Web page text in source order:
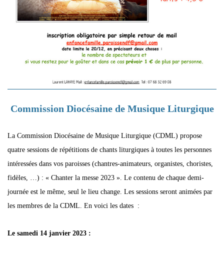
Commission Diocésaine de Musique Liturgique
La Commission Diocésaine de Musique Liturgique (CDML) propose
quatre sessions de répétitions de chants liturgiques à toutes les personnes
intéressées dans vos paroisses (chantres-animateurs, organistes, choristes,
fidèles, …) : « Chanter la messe 2023 ». Le contenu de chaque demi-
journée est le même, seul le lieu change. Les sessions seront animées par
les membres de la CDML. En voici les dates :
Le samedi 14 janvier 2023 :